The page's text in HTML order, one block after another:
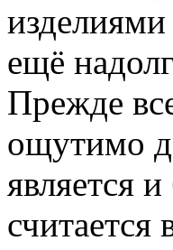
ещё
Прежде
ощутимо
является